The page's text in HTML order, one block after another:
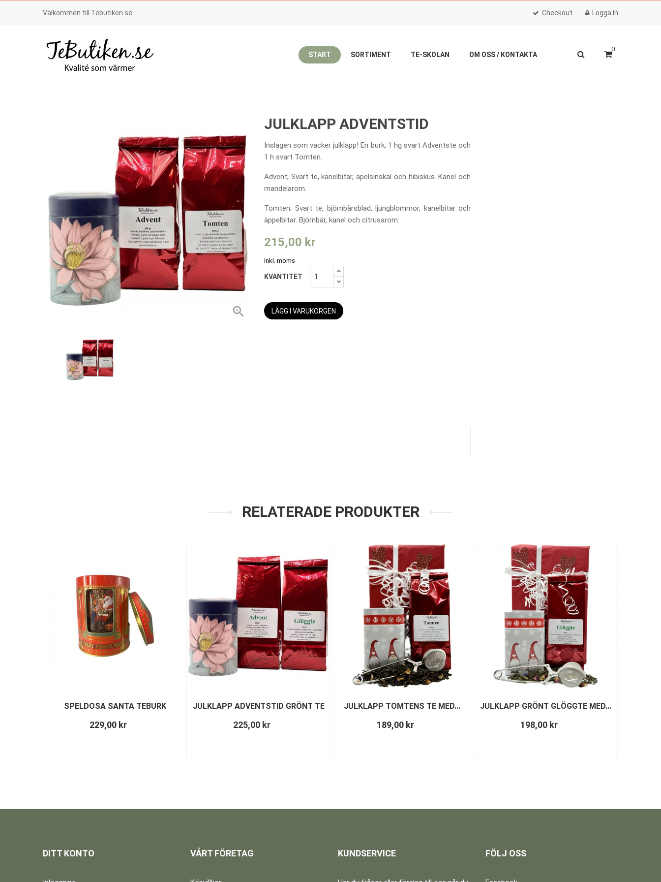
Checkout Logga In
Välkommen till Tebutiken.se
0
START SORTIMENT TE-SKOLAN OM OSS / KONTAKTA

JULKLAPP ADVENTSTID
Inslagen som vacker julklapp! En burk, 1 hg svart Adventste och
1 h svart Tomten.
Advent; Svart te, kanelbitar, apelsinskal och hibiskus. Kanel och
mandelarom.
Tomten; Svart te, björnbärsblad, ljungblommor, kanelbitar och
äppelbitar. Björnbär, kanel och citrusarom.
215,00 kr
Inkl. moms
KVANTITET
LÄGG I VARUKORGEN
RELATERADE PRODUKTER
SPELDOSA SANTA TEBURK
229,00 kr
JULKLAPP ADVENTSTID GRÖNT TE
225,00 kr
JULKLAPP TOMTENS TE MED...
189,00 kr
JULKLAPP GRÖNT GLÖGGTE MED...
198,00 kr
DITT KONTO VÅRT FÖRETAG KUNDSERVICE FÖLJ OSS